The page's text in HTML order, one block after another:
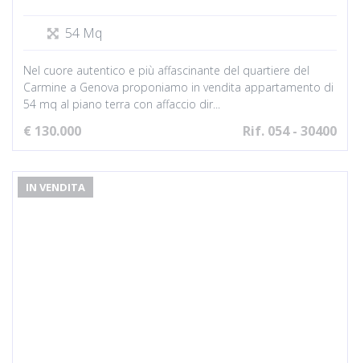
54 Mq
Nel cuore autentico e più affascinante del quartiere del
Carmine a Genova proponiamo in vendita appartamento di
54 mq al piano terra con affaccio dir...
€ 130.000 Rif. 054 - 30400
IN VENDITA